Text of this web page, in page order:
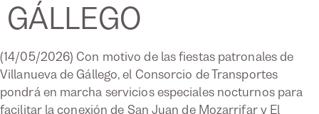
GÁLLEGO
(14/05/2026) Con motivo de las fiestas patronales de
Villanueva de Gállego, el Consorcio de Transportes
pondrá en marcha servicios especiales nocturnos para
facilitar la conexión de San Juan de Mozarrifar y El